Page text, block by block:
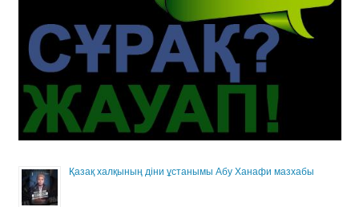
Қазақ халқының діни ұстанымы Абу Ханафи мазхабы